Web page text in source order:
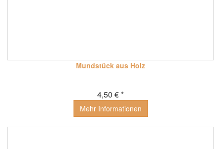
Mundstück aus Holz
4,50 € *
Mehr Informationen